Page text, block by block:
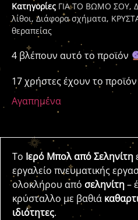
Κατηγορίες ΓΙΑ ΤΟ ΒΩΜΟ ΣΟΥ,
λίθοι, Διάφορα σχήματα,
θεραπείας
4 βλέπουν αυτό το προϊόν
17 χρήστες έχουν το
Αγαπημένα
Το Ιερό Μπολ από Σεληνίτη
εργαλείο πνευματικής
ολοκλήρου από σεληνίτη–
κρύσταλλο με βαθιά
ιδιότητες.